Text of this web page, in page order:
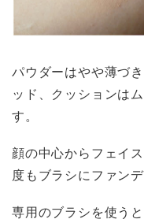
パウダーはやや薄づ
ッド、クッションは
す。
顔の中心からフェイ
度もブラシにファン
専用のブラシを使う